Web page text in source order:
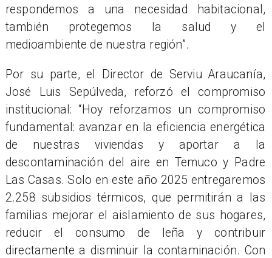
respondemos a una necesidad habitacional,
también protegemos la salud y el
medioambiente de nuestra región”.
Por su parte, el Director de Serviu Araucanía,
José Luis Sepúlveda, reforzó el compromiso
institucional: “Hoy reforzamos un compromiso
fundamental: avanzar en la eficiencia energética
de nuestras viviendas y aportar a la
descontaminación del aire en Temuco y Padre
Las Casas. Solo en este año 2025 entregaremos
2.258 subsidios térmicos, que permitirán a las
familias mejorar el aislamiento de sus hogares,
reducir el consumo de leña y contribuir
directamente a disminuir la contaminación. Con